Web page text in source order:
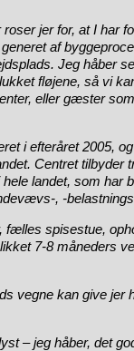
jer for, at I har
af
Jeg håber
fløjene, så vi
eller gæster
i efteråret 2005,
Centret tilbyder
landet, som har
, -
spisestue,
7-8 måneders
vegne kan give
– jeg håber, det